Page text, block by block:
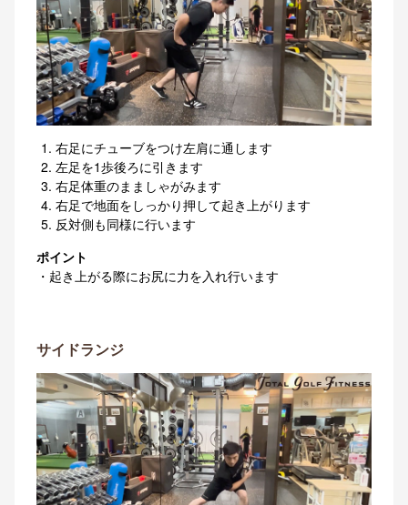
右足にチューブをつけ左肩に通します
左足を1歩後ろに引きます
右足体重のまましゃがみます
右足で地面をしっかり押して起き上がります
反対側も同様に行います
ポイント
・起き上がる際にお尻に力を入れ行います
サイドランジ